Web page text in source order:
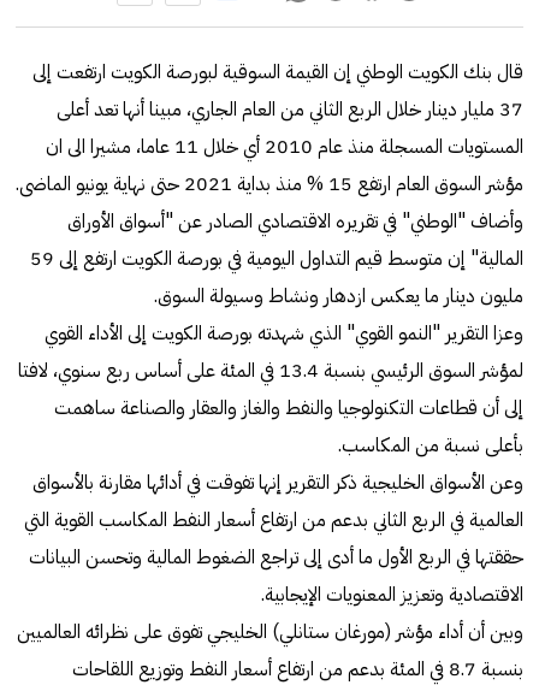
قال بنك الكويت الوطني إن القيمة السوقية لبورصة الكويت ارتفعت إلى
37 مليار دينار خلال الربع الثاني من العام الجاري، مبينا أنها تعد أعلى
المستويات المسجلة منذ عام 2010 أي خلال 11 عاما، مشيرا الى ان
مؤشر السوق العام ارتفع 15 % منذ بداية 2021 حتى نهاية يونيو الماضى.
وأضاف "الوطني" في تقريره الاقتصادي الصادر عن "أسواق الأوراق
المالية" إن متوسط قيم التداول اليومية في بورصة الكويت ارتفع إلى 59
مليون دينار ما يعكس ازدهار ونشاط وسيولة السوق.
وعزا التقرير "النمو القوي" الذي شهدته بورصة الكويت إلى الأداء القوي
لمؤشر السوق الرئيسي بنسبة 13.4 في المئة على أساس ربع سنوي، لافتا
إلى أن قطاعات التكنولوجيا والنفط والغاز والعقار والصناعة ساهمت
بأعلى نسبة من المكاسب.
وعن الأسواق الخليجية ذكر التقرير إنها تفوقت في أدائها مقارنة بالأسواق
العالمية في الربع الثاني بدعم من ارتفاع أسعار النفط المكاسب القوية التي
حققتها في الربع الأول ما أدى إلى تراجع الضغوط المالية وتحسن البيانات
الاقتصادية وتعزيز المعنويات الإيجابية.
وبين أن أداء مؤشر (مورغان ستانلي) الخليجي تفوق على نظرائه العالميين
بنسبة 8.7 في المئة بدعم من ارتفاع أسعار النفط وتوزيع اللقاحات